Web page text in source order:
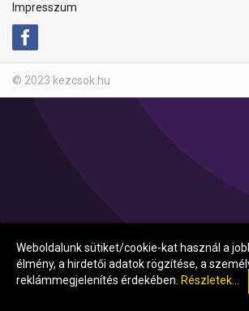
Impresszum
© 2023 kezcsok.hu
Weboldalunk sütiket/cookie-kat használ a
élmény, a hirdetői adatok rögzítése, a
reklámmegjelenítés érdekében. Részletek...